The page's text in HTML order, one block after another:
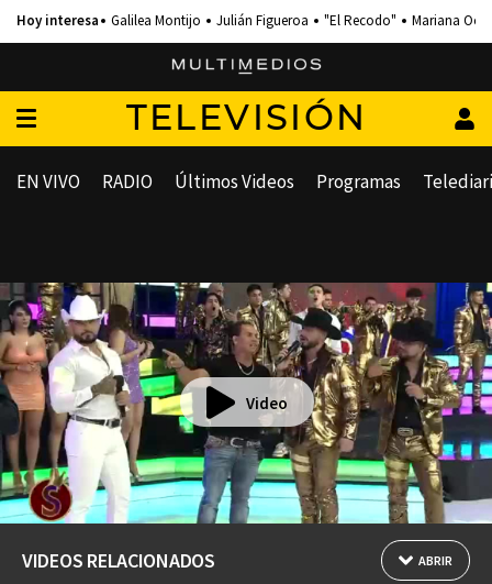
Galilea Montijo Julián Figueroa "El Recodo" Mariana
TELEVISIÓN
EN VIVO RADIO Últimos Videos Programas
Video
VIDEOS RELACIONADOS ABRIR